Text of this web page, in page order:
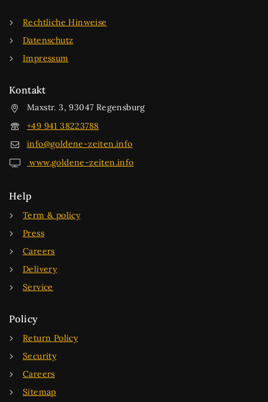
Rechtliche Hinweise
Datenschutz
Impressum
Kontakt
Maxstr. 3, 93047 Regensburg
+49 941 38223788
info@goldene-zeiten.info
www.goldene-zeiten.info
Help
Term & policy
Press
Careers
Delivery
Service
Policy
Return Policy
Security
Careers
Sitemap